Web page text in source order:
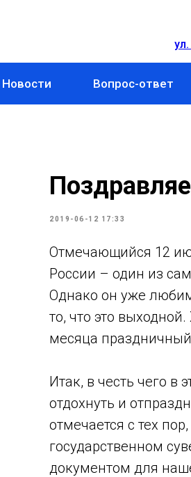
Новости Вопрос-ответ
2019-06-12 17:33
Отмечающийся 12
России – один из
Однако он уже
то, что это
месяца
Итак, в честь чего в
отдохнуть и
отмечается с тех
государственном
документом для